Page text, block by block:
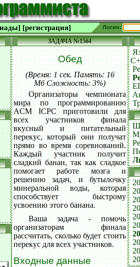
[регистрация] Логин:
ЗАДАЧА №1564
Обед
(Время: 1 сек. Память: 16
Мб Сложность: 3%)
Организаторы чемпионата
мира по программированию
ACM ICPC приготовили для
всех участников финала
вкусный и питательный
перекус, который они получат
прямо во время соревнований.
Каждый участник получит
сладкий банан, так как сладкое
помогает работе мозга и
решению задач, и бутылочку
минеральной воды, которая
способствует быстрому
усвоению этого банана.
Ваша задача - помочь
организаторам финала
рассчитать, сколько будет стоить
перекус для всех участников.
Входные данные